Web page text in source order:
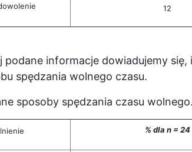
12
podane informacje dowiadujemy
spędzania wolnego czasu.
sposoby spędzania czasu wolnego.
% dla n = 24